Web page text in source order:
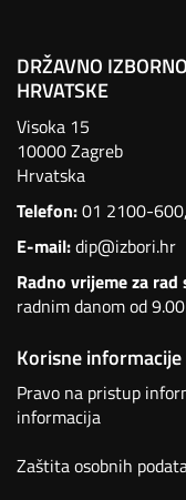
DRŽAVNO
HRVATSKE
Visoka 15
10000 Zagreb
Hrvatska
Telefon:01 2100-600,
E-mail:dip@izbori.hr
Radno vrijeme za
radnim danom od
Korisne informacije
Pravo na pristup
informacija
Zaštita osobnih